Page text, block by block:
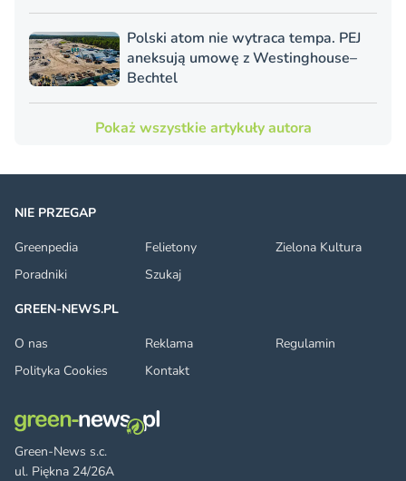
Polski atom nie wytraca tempa. PEJ
aneksują umowę z Westinghouse–
Bechtel
Pokaż wszystkie artykuły autora
Green-News s.c.
ul. Piękna 24/26A
NIE PRZEGAP
Greenpedia
Felietony
Zielona Kultura
Poradniki
Szukaj
GREEN-NEWS.PL
O nas
Reklama
Regulamin
Polityka Cookies
Kontakt